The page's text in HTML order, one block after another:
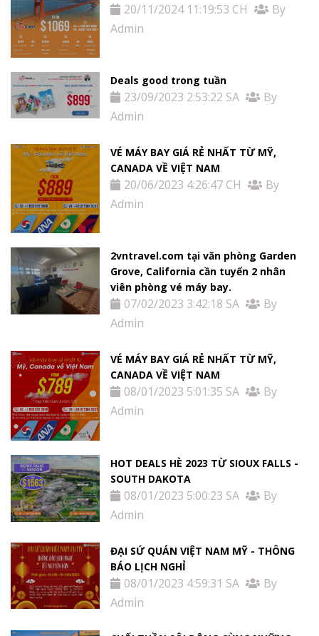
20/11/2024 11:19:53 CH
By
Admin
Deals good trong tuần
23/09/2023 2:53:22 SA
By
Admin
VÉ MÁY BAY GIÁ RẺ NHẤT TỪ MỸ,
CANADA VỀ VIỆT NAM
20/06/2023 4:26:47 CH
By
Admin
2vntravel.com tại văn phòng Garden
Grove, California cần tuyển 2 nhân
viên phòng vé máy bay.
07/02/2023 3:42:18 SA
By
Admin
VÉ MÁY BAY GIÁ RẺ NHẤT TỪ MỸ,
CANADA VỀ VIỆT NAM
08/01/2023 5:01:35 SA
By
Admin
HOT DEALS HÈ 2023 TỪ SIOUX FALLS -
SOUTH DAKOTA
08/01/2023 5:00:23 SA
By
Admin
ĐẠI SỨ QUÁN VIỆT NAM MỸ - THÔNG
BÁO LỊCH NGHỈ
08/01/2023 4:59:31 SA
By
Admin